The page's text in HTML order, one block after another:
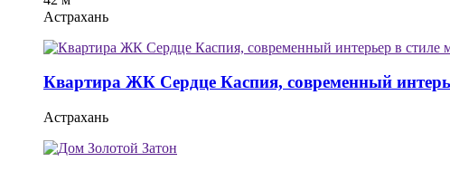
Астрахань
Квартира ЖК Сердце Каспия, современный
Астрахань